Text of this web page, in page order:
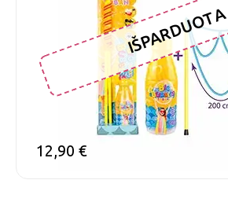
12,90 €
IŠPARDUOTA